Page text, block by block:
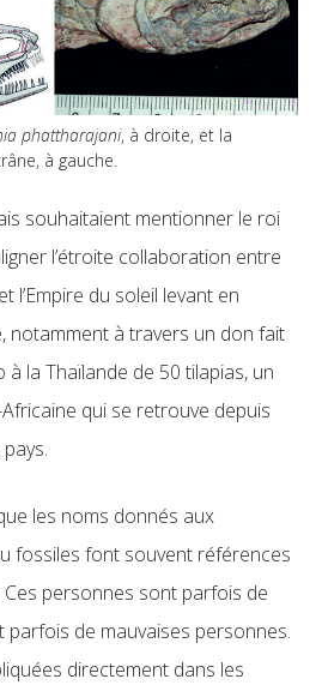
phattharajani, à droite, et la
à gauche.
souhaitaient mentionner le roi
l’étroite collaboration entre
l’Empire du soleil levant en
notamment à travers un don fait
à la Thaïlande de 50 tilapias, un
qui se retrouve depuis
les noms donnés aux
fossiles font souvent références
personnes sont parfois de
de mauvaises personnes.
directement dans les